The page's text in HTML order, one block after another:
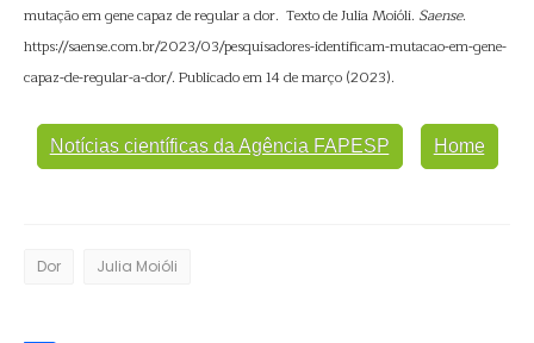
mutação em gene capaz de regular a dor. Texto de Julia Moióli. Saense.
https://saense.com.br/2023/03/pesquisadores-identificam-mutacao-em-gene-
capaz-de-regular-a-dor/. Publicado em 14 de março (2023).
Notícias científicas da Agência FAPESP Home
Dor Julia Moióli